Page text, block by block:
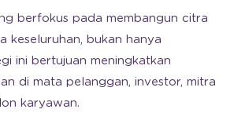
berfokus pada membangun citra
keseluruhan, bukan hanya
ini bertujuan meningkatkan
di mata pelanggan, investor, mitra
karyawan.